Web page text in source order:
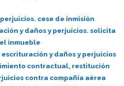
cese de inmisión
y daños y perjuicios. solicita
inmueble
y daños y perjuicios
contractual, restitución
contra compañía aérea